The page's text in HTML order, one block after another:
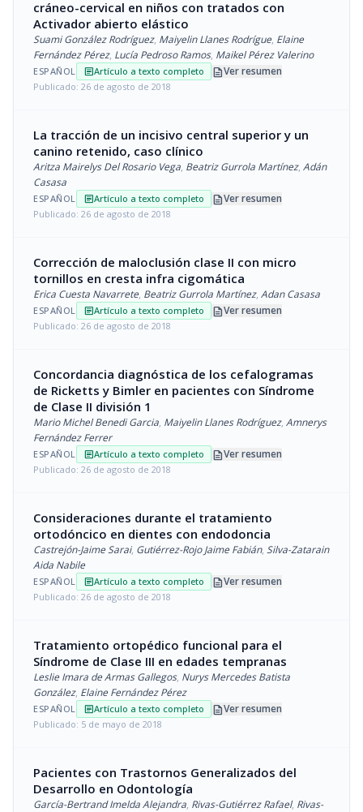
cráneo-cervical en niños con tratados con
Activador abierto elástico
Suami González Rodríguez, Maiyelin Llanes Rodrígue, Elaine
Fernández Pérez, Lucía Pedroso Ramos, Maikel Pérez Valerino
ESPAÑOL articleArtículo a texto completo descriptionVer resumen
Publicado: 26 de agosto de 2018
La tracción de un incisivo central superior y un
canino retenido, caso clínico
Aritza Mairelys Del Rosario Vega, Beatriz Gurrola Martínez, Adán
Casasa
ESPAÑOL articleArtículo a texto completo descriptionVer resumen
Publicado: 26 de agosto de 2018
Corrección de maloclusión clase II con micro
tornillos en cresta infra cigomática
Erica Cuesta Navarrete, Beatriz Gurrola Martínez, Adan Casasa
ESPAÑOL articleArtículo a texto completo descriptionVer resumen
Publicado: 26 de agosto de 2018
Concordancia diagnóstica de los cefalogramas
de Ricketts y Bimler en pacientes con Síndrome
de Clase II división 1
Mario Michel Benedi Garcia, Maiyelin Llanes Rodríguez, Amnerys
Fernández Ferrer
ESPAÑOL articleArtículo a texto completo descriptionVer resumen
Publicado: 26 de agosto de 2018
Consideraciones durante el tratamiento
ortodóncico en dientes con endodoncia
Castrejón-Jaime Sarai, Gutiérrez-Rojo Jaime Fabián, Silva-Zatarain
Aida Nabile
ESPAÑOL articleArtículo a texto completo descriptionVer resumen
Publicado: 26 de agosto de 2018
Tratamiento ortopédico funcional para el
Síndrome de Clase III en edades tempranas
Leslie Imara de Armas Gallegos, Nurys Mercedes Batista
González, Elaine Fernández Pérez
ESPAÑOL articleArtículo a texto completo descriptionVer resumen
Publicado: 5 de mayo de 2018
Pacientes con Trastornos Generalizados del
Desarrollo en Odontología
García-Bertrand Imelda Alejandra, Rivas-Gutiérrez Rafael, Rivas-